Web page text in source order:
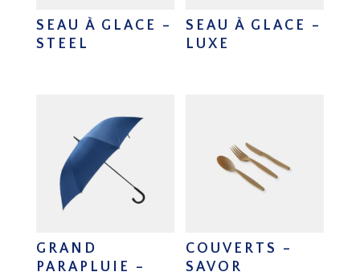
SEAU À GLACE –
STEEL
SEAU À GLACE –
LUXE
GRAND
PARAPLUIE –
COUVERTS –
SAVOR